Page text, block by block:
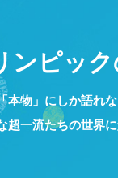
ンピッ
本物」にしか語れ
超一流たちの世界